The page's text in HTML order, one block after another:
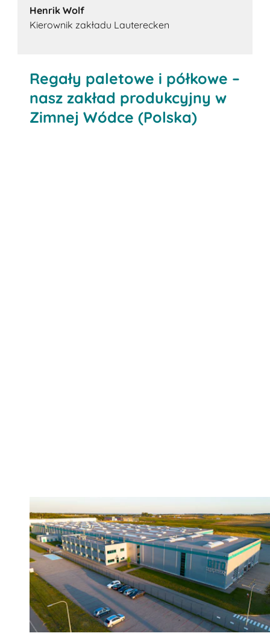
Henrik Wolf
Kierownik zakładu Lauterecken
Regały paletowe i półkowe –
nasz zakład produkcyjny w
Zimnej Wódce (Polska)